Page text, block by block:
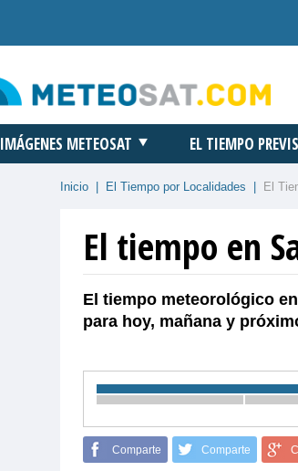
IMÁGENES METEOSAT EL TIEMPO
Inicio El Tiempo por Localidades El
El tiempo en
El tiempo meteorológico
para hoy, mañana y
Comparte Comparte